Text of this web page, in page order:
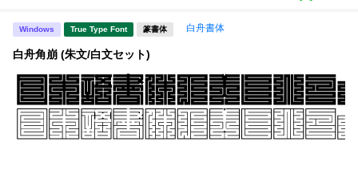
Windows True Type Font 篆書体 白舟書体
白舟角崩 (朱文/白文セット)